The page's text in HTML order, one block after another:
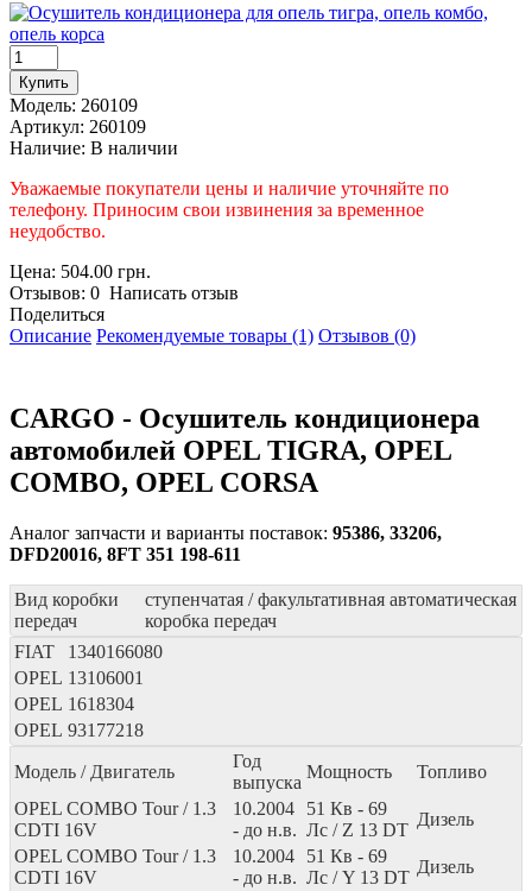
Модель: 260109
Артикул: 260109
Наличие: В наличии
Уважаемые покупатели цены и наличие уточняйте по
телефону. Приносим свои извинения за временное
неудобство.
Цена: 504.00 грн.
Отзывов: 0 Написать отзыв
Поделиться
Описание Рекомендуемые товары (1) Отзывов (0)
CARGO - Осушитель кондиционера
автомобилей OPEL TIGRA, OPEL
COMBO, OPEL CORSA
Аналог запчасти и варианты поставок: 95386, 33206,
DFD20016, 8FT 351 198-611
Вид коробки
передач
ступенчатая / факультативная автоматическая
коробка передач
FIAT
1340166080
OPEL 13106001
OPEL 1618304
OPEL 93177218
Модель / Двигатель
Год
выпуска
Мощность
Топливо
OPEL COMBO Tour / 1.3
CDTI 16V
10.2004
- до н.в.
51 Кв - 69
Лс / Z 13 DT
Дизель
OPEL COMBO Tour / 1.3
CDTI 16V
10.2004
- до н.в.
51 Кв - 69
Лс / Y 13 DT
Дизель